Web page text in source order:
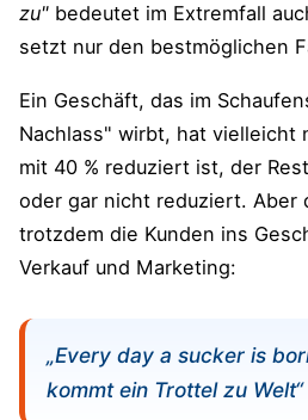
zu" bedeutet im Extremfall
setzt nur den bestmöglichen
Ein Geschäft, das im
Nachlass" wirbt, hat vielleicht
mit 40 % reduziert ist, der
oder gar nicht reduziert. Aber
trotzdem die Kunden ins
Verkauf und Marketing:
„Every day a sucker is
kommt ein Trottel zu Welt“